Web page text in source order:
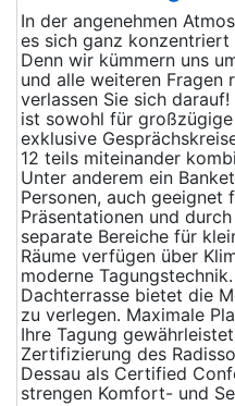
In der angenehmen
es sich ganz konzentriert
Denn wir kümmern uns
und alle weiteren Fragen
verlassen Sie sich
ist sowohl für
exklusive
12 teils miteinander
Unter anderem ein
Personen, auch geeignet
Präsentationen und
separate Bereiche für
Räume verfügen über
moderne
Dachterrasse bietet die
zu verlegen. Maximale
Ihre Tagung
Zertifizierung des
Dessau als Certified
strengen Komfort- und